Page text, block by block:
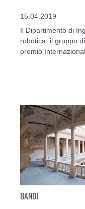
15.04.2019
Il Dipartimento di
robotica: il gruppo
premio
BANDI